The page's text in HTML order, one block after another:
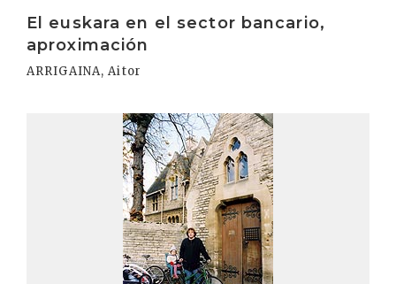
El euskara en el sector bancario,
aproximación
ARRIGAINA, Aitor